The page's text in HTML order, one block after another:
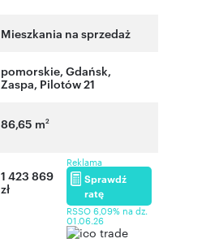
Mieszkania na sprzedaż
pomorskie, Gdańsk,
Zaspa, Pilotów 21
86,65 m2
1 423 869
zł
Reklama
Sprawdź
ratę
RSSO 6,09% na dz.
01.06.26